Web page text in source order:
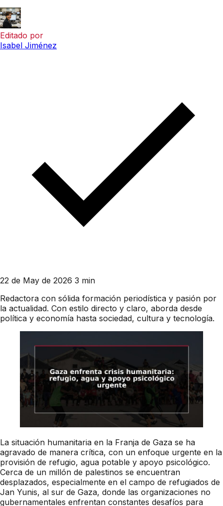
Editado por
Isabel Jiménez
22 de May de 2026 3 min
Redactora con sólida formación periodística y pasión por
la actualidad. Con estilo directo y claro, aborda desde
política y economía hasta sociedad, cultura y tecnología.
La situación humanitaria en la Franja de Gaza se ha
agravado de manera crítica, con un enfoque urgente en la
provisión de refugio, agua potable y apoyo psicológico.
Cerca de un millón de palestinos se encuentran
desplazados, especialmente en el campo de refugiados de
Jan Yunis, al sur de Gaza, donde las organizaciones no
gubernamentales enfrentan constantes desafíos para